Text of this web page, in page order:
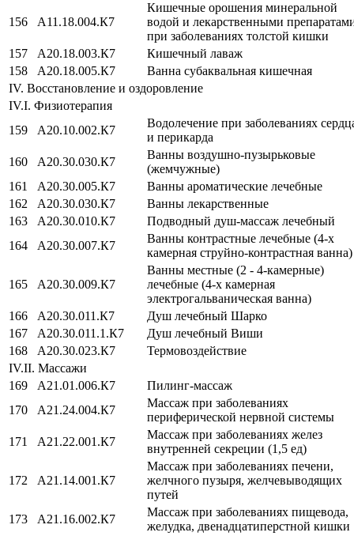
156 A11.18.004.К7
Кишечные орошения минеральной
водой и лекарственными
при заболеваниях толстой кишки
157
A20.18.003.К7
Кишечный лаваж
158
A20.18.005.К7
Ванна субаквальная кишечная
IV. Восстановление и оздоровление
IV.I. Физиотерапия
159
A20.10.002.К7
Водолечение при заболеваниях
и перикарда
160
A20.30.030.К7
Ванны воздушно-пузырьковые
(жемчужные)
161
A20.30.005.К7
Ванны ароматические лечебные
162
A20.30.030.К7
Ванны лекарственные
163
A20.30.010.К7
Подводный душ-массаж лечебный
164
A20.30.007.К7
Ванны контрастные лечебные (4-х
камерная струйно-контрастная ванна)
165 А20.30.009.К7
Ванны местные (2 - 4-камерные)
лечебные (4-х камерная
электрогальваническая ванна)
166
A20.30.011.К7
Душ лечебный Шарко
167
A20.30.011.1.К7
Душ лечебный Виши
168
A20.30.023.К7
Термовоздействие
IV.II. Массажи
169
A21.01.006.К7
Пилинг-массаж
170
A21.24.004.К7
Массаж при заболеваниях
периферической нервной системы
171
A21.22.001.К7
Массаж при заболеваниях желез
внутренней секреции (1,5 ед)
172 A21.14.001.К7
Массаж при заболеваниях печени,
желчного пузыря, желчевыводящих
путей
173
A21.16.002.К7
Массаж при заболеваниях пищевода,
желудка, двенадцатиперстной кишки